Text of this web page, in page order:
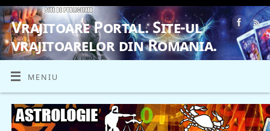
Vrajitoare Portal. Site-ul
vrajitoarelor din Romania.
VRAJITOARE, VRAJITOARELE, VRAJITOARE
MENIU